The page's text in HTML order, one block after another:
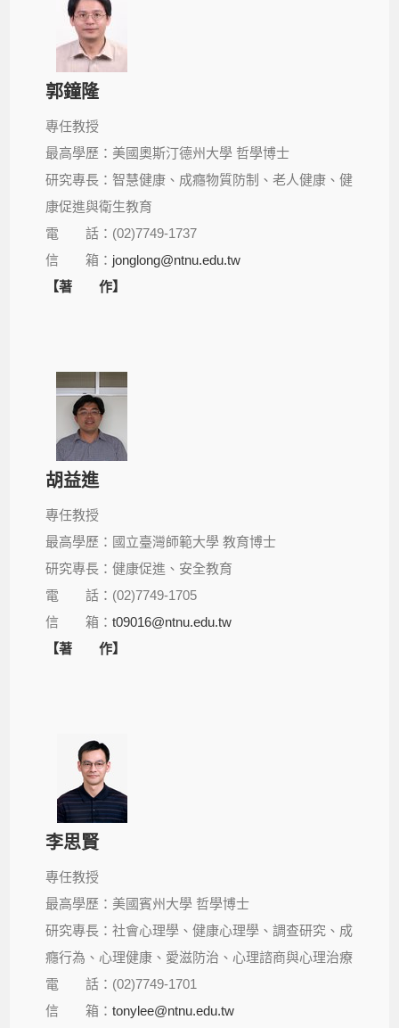
郭鐘隆
專任教授
最高學歷：美國奧斯汀德州大學 哲學博士
研究專長：智慧健康、成癮物質防制、老人健康、健
康促進與衛生教育
電 話：(02)7749-1737
信 箱： jonglong@ntnu.edu.tw
【著 作】
胡益進
專任教授
最高學歷：國立臺灣師範大學 教育博士
研究專長：健康促進、安全教育
電 話：(02)7749-1705
信 箱：t09016@ntnu.edu.tw
【著 作】
李思賢
專任教授
最高學歷：美國賓州大學 哲學博士
研究專長：社會心理學、健康心理學、調查研究、成
癮行為、心理健康、愛滋防治、心理諮商與心理治療
電 話：(02)7749-1701
信 箱：tonylee@ntnu.edu.tw